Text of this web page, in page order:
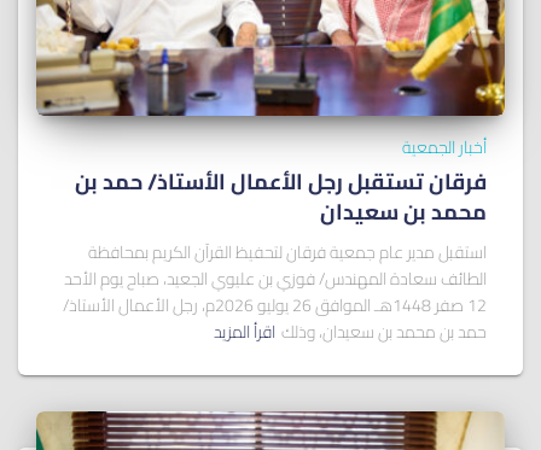
أخبار الجمعية
فرقان تستقبل رجل الأعمال الأستاذ/ ﺣﻤﺪ ﺑﻦ
ﻣﺤﻤﺪ ﺑﻦ ﺳﻌﻴﺪان
استقبل مدير عام جمعية فرقان لتحفيظ القرآن الكريم بمحافظة
الطائف سعادة المهندس/ فوزي بن عليوي الجعيد، صباح يوم الأحد
12 صفر 1448هـ الموافق 26 يوليو 2026م، رجل الأعمال الأستاذ/
حمد بن محمد بن سعيدان، وذلك اقرأ المزيد